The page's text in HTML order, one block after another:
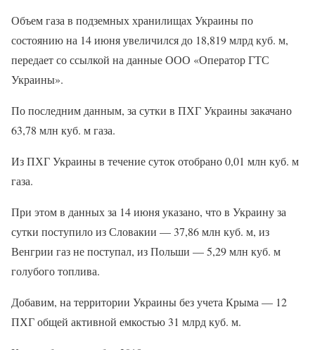
Объем газа в подземных хранилищах Украины по
состоянию на 14 июня увеличился до 18,819 млрд куб. м,
передает со ссылкой на данные ООО «Оператор ГТС
Украины».
По последним данным, за сутки в ПХГ Украины закачано
63,78 млн куб. м газа.
Из ПХГ Украины в течение суток отобрано 0,01 млн куб. м
газа.
При этом в данных за 14 июня указано, что в Украину за
сутки поступило из Словакии — 37,86 млн куб. м, из
Венгрии газ не поступал, из Польши — 5,29 млн куб. м
голубого топлива.
Добавим, на территории Украины без учета Крыма — 12
ПХГ общей активной емкостью 31 млрд куб. м.